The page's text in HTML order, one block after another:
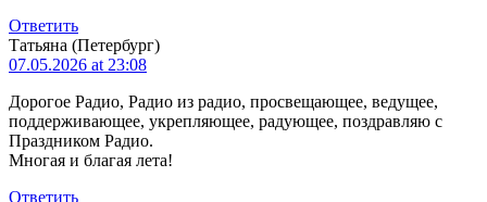
Ответить
Татьяна (Петербург)
07.05.2026 at 23:08
Дорогое Радио, Радио из радио, просвещающее, ведущее,
поддерживающее, укрепляющее, радующее, поздравляю с
Праздником Радио.
Многая и благая лета!
Ответить